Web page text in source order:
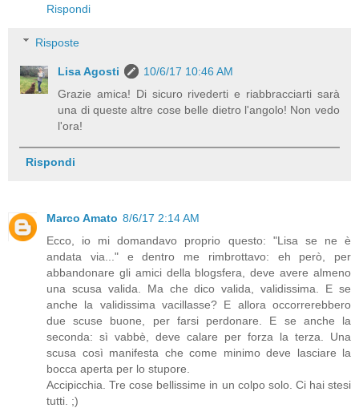
Rispondi
Risposte
Lisa Agosti
10/6/17 10:46 AM
Grazie amica! Di sicuro rivederti e riabbracciarti sarà
una di queste altre cose belle dietro l'angolo! Non vedo
l'ora!
Rispondi
Marco Amato 8/6/17 2:14 AM
Ecco, io mi domandavo proprio questo: "Lisa se ne è
andata via..." e dentro me rimbrottavo: eh però, per
abbandonare gli amici della blogsfera, deve avere almeno
una scusa valida. Ma che dico valida, validissima. E se
anche la validissima vacillasse? E allora occorrerebbero
due scuse buone, per farsi perdonare. E se anche la
seconda: sì vabbè, deve calare per forza la terza. Una
scusa così manifesta che come minimo deve lasciare la
bocca aperta per lo stupore.
Accipicchia. Tre cose bellissime in un colpo solo. Ci hai stesi
tutti. ;)